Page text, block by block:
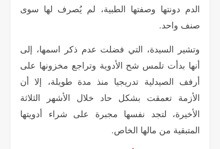
الدم دونتها وصفتها الطبية، لم يُصرف لها سوى
صنف واحد.
وتشير السيدة، التي فضلت عدم ذكر اسمها، إلى
أنها بدأت تلمس شح الأدوية وتراجع مخزونها على
أرفف الصيدلية تدريجيا منذ مدة طويلة، إلا أن
الأزمة تعمقت بشكل حاد خلال الأشهر الثلاثة
الأخيرة، لتجد نفسها مجبرة على شراء أدويتها
المتبقية من مالها الخاص.